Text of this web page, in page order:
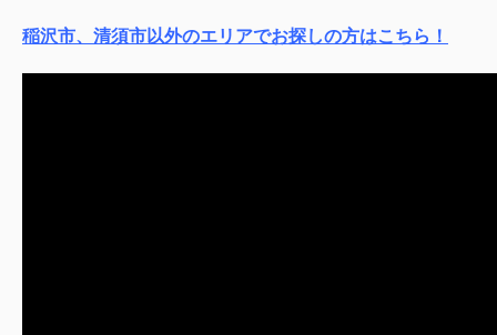
稲沢市、清須市以外のエリアでお探しの方はこちら！